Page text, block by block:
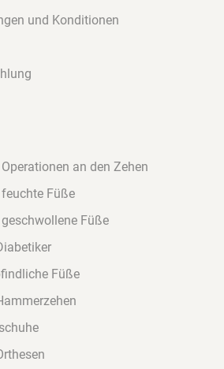
und Konditionen
an den Zehen
Füße
Füße
Füße